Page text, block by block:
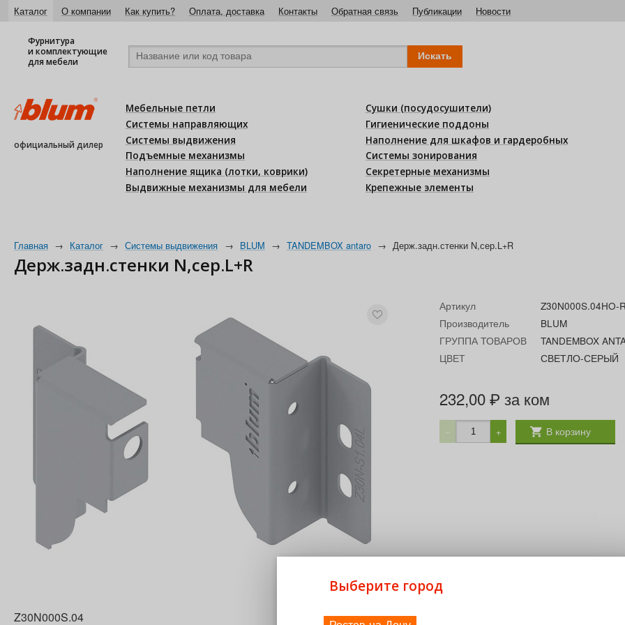
Каталог О компании Как купить? Оплата, доставка Контакты Обратная связь Публикации Новости
Фурнитура
и комплектующие
для мебели
официальный дилер
Мебельные петли
Системы направляющих
Системы выдвижения
Подъемные механизмы
Наполнение ящика (лотки, коврики)
Выдвижные механизмы для мебели
Сушки (посудосушители)
Гигиенические поддоны
Наполнение для шкафов и гардеробных
Системы зонирования
Секретерные механизмы
Крепежные элементы
Главная → Каталог → Системы выдвижения → BLUM → TANDEMBOX antaro → Держ.задн.стенки N,сер.L+R
Держ.задн.стенки N,сер.L+R
Артикул
Z30N000S.04HO-
Производитель
BLUM
ГРУППА ТОВАРОВ
TANDEMBOX
ЦВЕТ
СВЕТЛО-СЕРЫЙ
232,00 ₽ за ком
− + В корзину
Z30N000S.04
Выберите город